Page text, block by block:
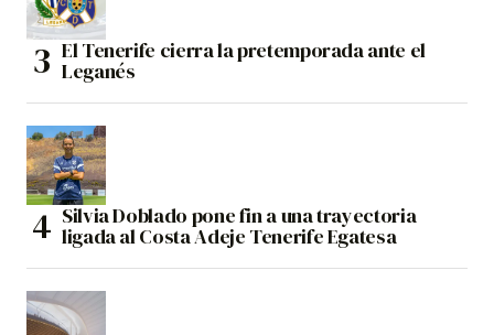
El Tenerife cierra la pretemporada ante el
Leganés
Silvia Doblado pone fin a una trayectoria
ligada al Costa Adeje Tenerife Egatesa